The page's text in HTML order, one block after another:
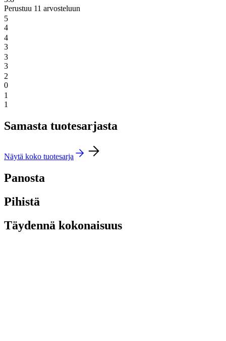
Perustuu 11 arvosteluun
5
4
4
3
3
3
2
0
1
1
Samasta tuotesarjasta
Näytä koko tuotesarja
Panosta
Pihistä
Täydennä kokonaisuus